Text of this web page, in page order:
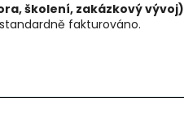
školení, zakázkový vývoj)
fakturováno.